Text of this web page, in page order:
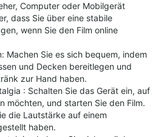
Computer oder Mobilgerät
dass Sie über eine stabile
wenn Sie den Film online
Machen Sie es sich bequem, indem
und Decken bereitlegen und
zur Hand haben.
: Schalten Sie das Gerät ein, auf
möchten, und starten Sie den Film.
die Lautstärke auf einem
haben.